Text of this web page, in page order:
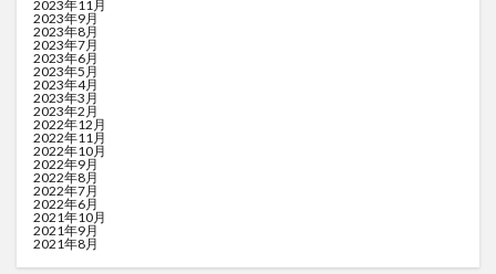
2023年11月
2023年9月
2023年8月
2023年7月
2023年6月
2023年5月
2023年4月
2023年3月
2023年2月
2022年12月
2022年11月
2022年10月
2022年9月
2022年8月
2022年7月
2022年6月
2021年10月
2021年9月
2021年8月